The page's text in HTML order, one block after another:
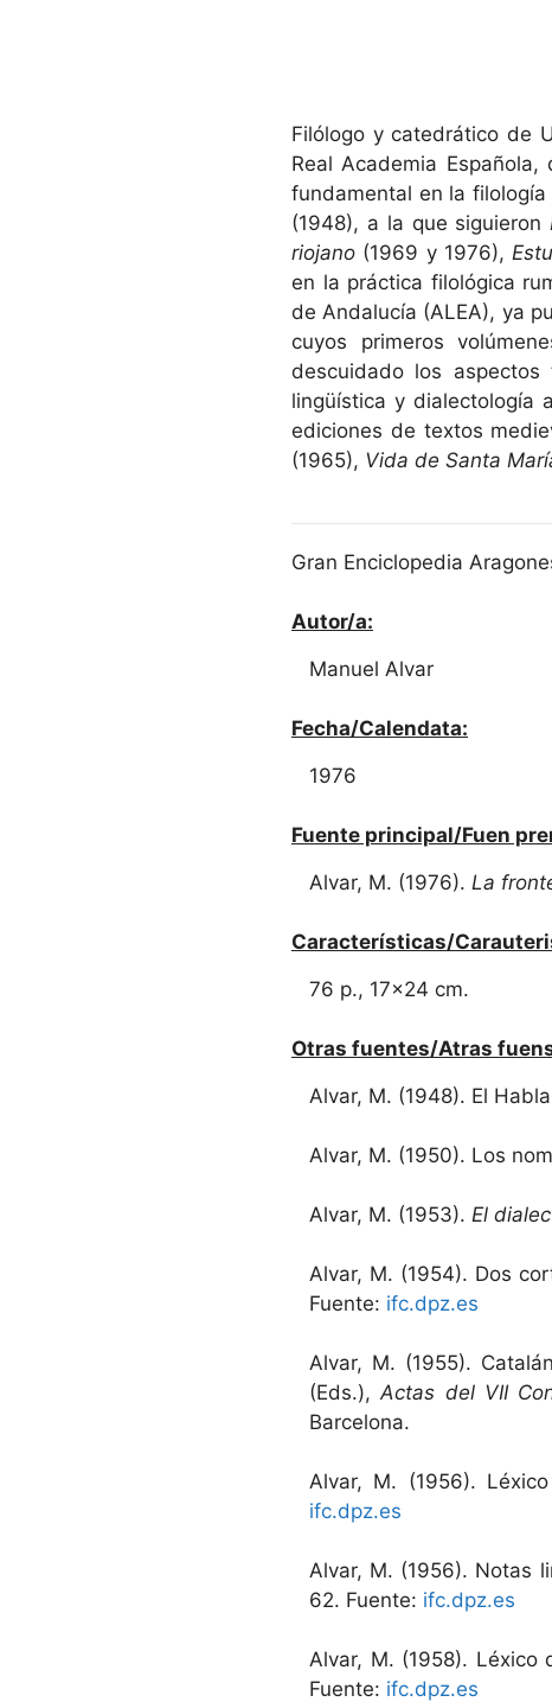
Filólogo y catedrático de
Real Academia
fundamental en la
(1948), a la que siguieron
riojano (1969 y 1976),
en la práctica filológica
de Andalucía (ALEA), ya
cuyos primeros
descuidado los
lingüística y dialectología
ediciones de textos
(1965), Vida de Santa
Gran Enciclopedia
Autor/a:
Manuel Alvar
Fecha/Calendata:
1976
Fuente principal/Fuen
Alvar, M. (1976). La
Características/
76 p., 17x24 cm.
Otras fuentes/Atras
Alvar, M. (1948). El
Alvar, M. (1950). Los
Alvar, M. (1953). El
Alvar, M. (1954). Dos
Fuente: ifc.dpz.es
Alvar, M. (1955).
(Eds.),Actas del VII
Barcelona.
Alvar, M. (1956).
ifc.dpz.es
Alvar, M. (1956). Notas
62. Fuente: ifc.dpz.es
Alvar, M. (1958).
Fuente: ifc.dpz.es